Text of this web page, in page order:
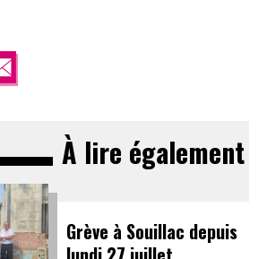
À lire également
Grève à Souillac depuis